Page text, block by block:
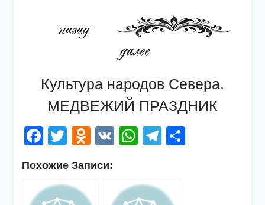
Культура народов Севера.
МЕДВЕЖИЙ ПРАЗДНИК
Facebook
Twitter
Odnoklassniki
VKWhatsApp
Telegram
Похожие Записи: